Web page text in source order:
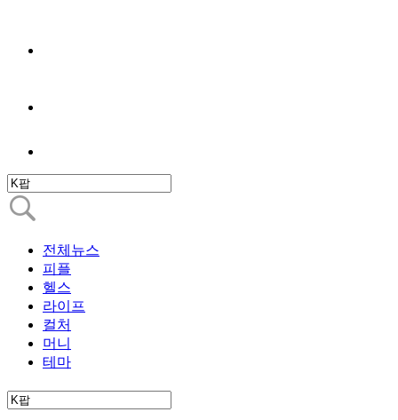
전체뉴스
피플
헬스
라이프
컬처
머니
테마